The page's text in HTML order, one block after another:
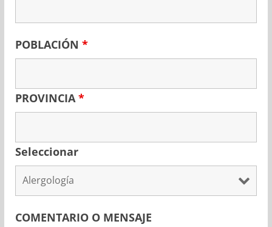
POBLACIÓN *
PROVINCIA *
Seleccionar
COMENTARIO O MENSAJE